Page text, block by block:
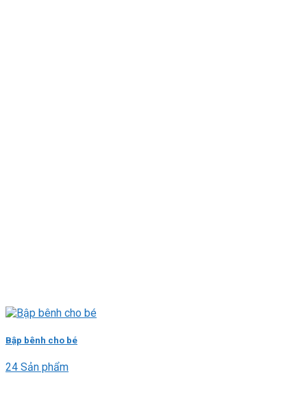
Bập bênh cho bé
24 Sản phẩm